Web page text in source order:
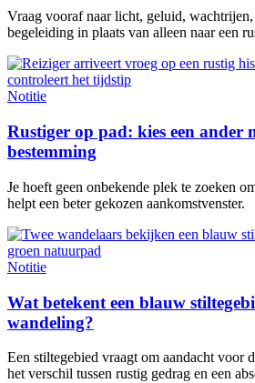
Vraag vooraf naar licht, geluid,
begeleiding in plaats van alleen naar een
Notitie
Rustiger op pad: kies een ander
bestemming
Je hoeft geen onbekende plek te zoeken
helpt een beter gekozen aankomstvenster.
Notitie
Wat betekent een blauw
wandeling?
Een stiltegebied vraagt om aandacht voor
het verschil tussen rustig gedrag en een